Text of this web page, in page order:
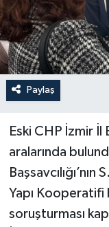
Paylaş
Eski CHP İzmir İl
aralarında
Yapı Kooperatifi
soruşturması